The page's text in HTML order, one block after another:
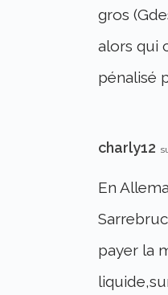
gros
alors qui
pénalisé
charly12
En
payer la